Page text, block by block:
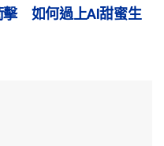
擊 如何過上AI甜蜜生